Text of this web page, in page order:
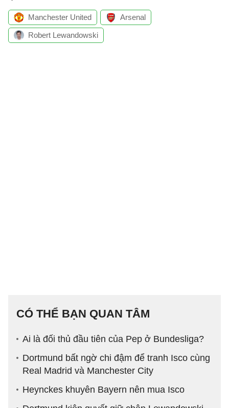
Manchester United Arsenal
Robert Lewandowski
CÓ THỂ BẠN QUAN TÂM
Ai là đối thủ đầu tiên của Pep ở Bundesliga?
Dortmund bất ngờ chi đậm để tranh Isco cùng
Real Madrid và Manchester City
Heynckes khuyên Bayern nên mua Isco